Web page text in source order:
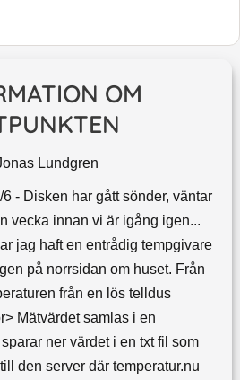
OM
Lundgren
6 - Disken har gått sönder, väntar
vecka innan vi är igång igen...
jag haft en entrådig tempgivare
på norrsidan om huset. Från
från en lös telldus
Mätvärdet samlas i en
ner värdet i en txt fil som
den server där temperatur.nu